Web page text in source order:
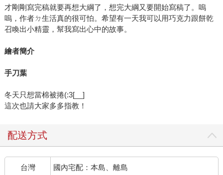
才剛剛寫完稿就要再想大綱了，想完大綱又要開始寫稿了。嗚
嗚，作者ㄉ生活真的很可怕。希望有一天我可以用巧克力跟餅乾
召喚出小精靈，幫我寫出心中的故事。
繪者簡介
手刀葉
冬天只想當棉被捲(:3[__]
這次也請大家多多指教！
配送方式
台灣 國內宅配：本島、離島